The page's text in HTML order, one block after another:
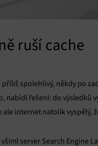
ruší cache
spolehlivý, někdy po
nabídl řešení: do výsledků
ale internet natolik vyspělý,
server Search Engine